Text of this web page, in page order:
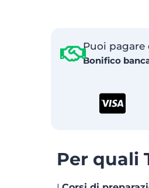
Puoi pagare
Bonifico
Per quali